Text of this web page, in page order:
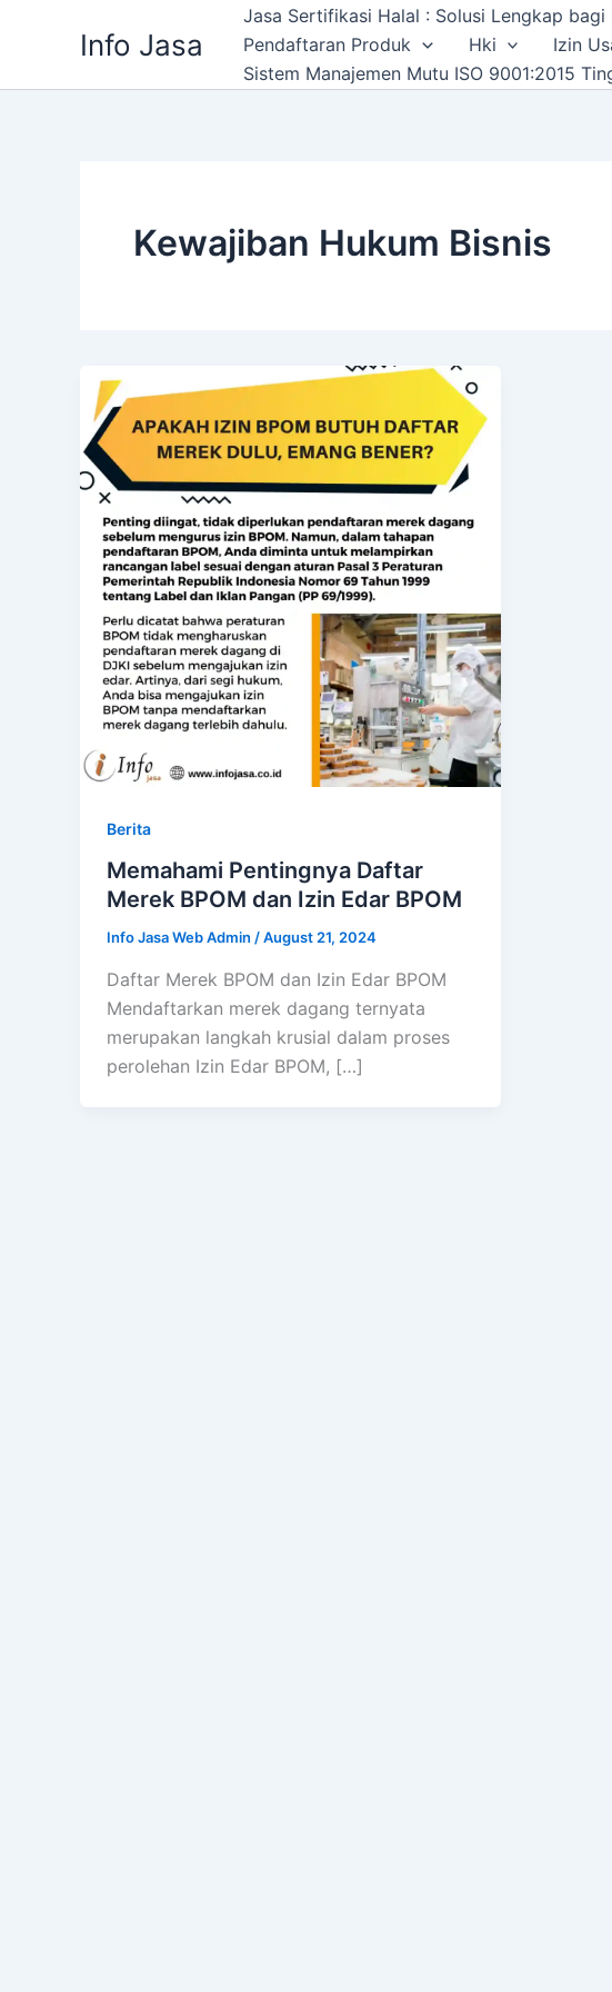
Info Jasa
Jasa Sertifikasi Halal : Solusi Lengkap
Pendaftaran Produk
Hki Izin
Sistem Manajemen Mutu ISO 9001:2015
Kewajiban Hukum Bisnis
Berita
Memahami Pentingnya Daftar
Merek BPOM dan Izin Edar BPOM
Info Jasa Web Admin /August 21, 2024
Daftar Merek BPOM dan Izin Edar BPOM
Mendaftarkan merek dagang ternyata
merupakan langkah krusial dalam proses
perolehan Izin Edar BPOM, […]